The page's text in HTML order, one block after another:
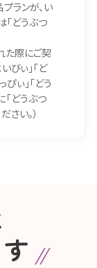
ランが、い
「どうぶつ
た際にご契
びぃ」「ど
ぃ」「どう
どうぶつ
い。）